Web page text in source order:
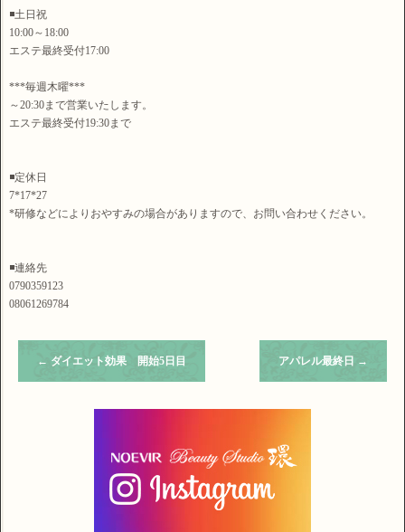
◾土日祝
10:00～18:00
エステ最終受付17:00
***毎週木曜***
～20:30まで営業いたします。
エステ最終受付19:30まで
◾定休日
7*17*27
*研修などによりおやすみの場合がありますので、お問い合わせください。
◾連絡先
0790359123
08061269784
← ダイエット効果 開始5日目 アパレル最終日 →